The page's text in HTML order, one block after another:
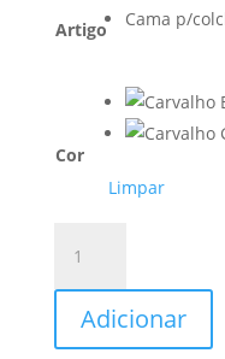
Artigo
Cama p/
Cor
Limpar
Cama
Juvenil
Celta
Adicionar